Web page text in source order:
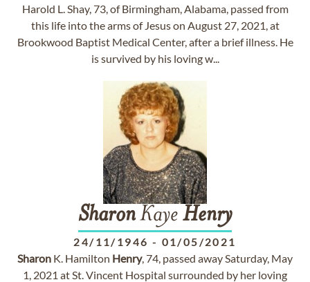
Harold L. Shay, 73, of Birmingham, Alabama, passed from
this life into the arms of Jesus on August 27, 2021, at
Brookwood Baptist Medical Center, after a brief illness. He
is survived by his loving w...
SharonKaye Henry
24/11/1946 - 01/05/2021
Sharon K. Hamilton Henry, 74, passed away Saturday, May
1, 2021 at St. Vincent Hospital surrounded by her loving